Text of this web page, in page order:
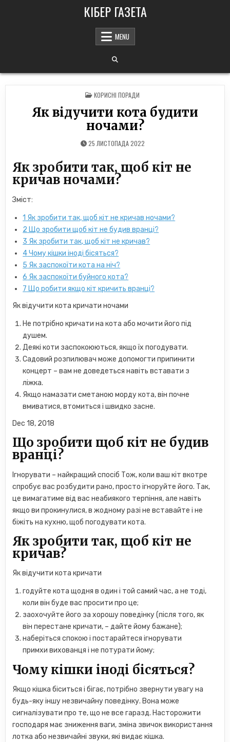
КІБЕР ГАЗЕТА
MENU
POSTED
IN
КОРИСНІ ПОРАДИ
Як відучити кота будити
ночами?
25 ЛИСТОПАДА 2022
Як зробити так, щоб кіт не
кричав ночами?
Зміст:
1 Як зробити так, щоб кіт не кричав ночами?
2 Що зробити щоб кіт не будив вранці?
3 Як зробити так, щоб кіт не кричав?
4Чому кішки іноді бісяться?
5 Як заспокоїти кота на ніч?
6 Як заспокоїти буйного кота?
7 Що робити якщо кіт кричить вранці?
Як відучити кота кричати ночами
Не потрібно кричати на кота або мочити його під
душем.
Деякі коти заспокоюються, якщо їх погодувати.
Садовий розпилювач може допомогти припинити
концерт – вам не доведеться навіть вставати з
ліжка.
Якщо намазати сметаною морду кота, він почне
вмиватися, втомиться і швидко засне.
Dec 18, 2018
Що зробити щоб кіт не будив
вранці?
Ігнорувати – найкращий спосіб Тож, коли ваш кіт вкотре
спробує вас розбудити рано, просто ігноруйте його. Так,
це вимагатиме від вас неабиякого терпіння, але навіть
якщо ви прокинулися, в жодному разі не вставайте і не
біжіть на кухню, щоб погодувати кота.
Як зробити так, щоб кіт не
кричав?
Як відучити кота кричати
годуйте кота щодня в один і той самий час, а не тоді,
коли він буде вас просити про це;
заохочуйте його за хорошу поведінку (після того, як
він перестане кричати, – дайте йому бажане);
наберіться спокою і постарайтеся ігнорувати
примхи вихованця і не потурати йому;
Чому кішки іноді бісяться?
Якщо кішка біситься і бігає, потрібно звернути увагу на
будь-яку іншу незвичайну поведінку. Вона може
сигналізувати про те, що не все гаразд. Насторожити
господаря має зниження ваги, зміна звичок використання
лотка або незвичайні звуки, які видає кішка.